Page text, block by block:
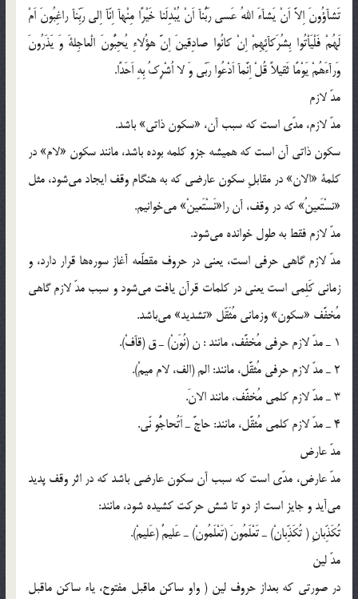
تَشآؤُونَ اِلاَّ اَنْ يَشآءَ اللهُ عَسي رَبُّنآ اَنْ يُبْدِلَنا خَيْرًا مِنْهآ اِنّآ اِلي رَبِّنآ راغِبُونَ اَمْ
لَهُمْ فَلْيَاْتُوا بِشُرَكآئِهِمْ اِنْ كانُوا صادِقينَ اِنَّ هؤُلاءِ يُحِبُّونَ الْعاجِلةَ وَ يَذَرُونَ
وَرآءَهُمْ يَوْمًا ثَقيلاً قُلْ اِنَّمآ اَدْعُوا رَبّي وَ لا اُشْرِكُ بِهِ اَحَدًا.
مدّ لازم
مدّ لازم، مدّي است كه سبب آن، «سكون ذاتي» باشد.
سكون ذاتي آن است كه هميشه جزو كلمه بوده باشد، مانند سكون «لام» در
كلمة «الان» در مقابلِ سكون عارضي كه به هنگام وقف ايجاد مي‌شود، مثل
«نسْتَعينُ» كه در وقف، آن را«نَسْتَعينْ» مي‌خوانيم.
مدّ لازم فقط به طول خوانده مي‌شود.
مدّ لازم گاهي حرفي است، يعني در حروف مقطّعه آغاز سوره‌ها قرار دارد، و
زماني كَلِمي است يعني در كلمات قرآن يافت مي‌شود و سبب مدّ لازم گاهي
مُخفَّف «سكون» وزماني مُثَقّل «تشديد» مي‌باشد.
1 ـ مدّ لازم حرفي مُخفَّف، مانند : ن (نُوَنْ) ـ ق (قآفْ).
2 ـ مدّ لازم حرفي مُثقَّل، مانند: الم (الف، لام ميمْ).
3 ـ مدّ لازم كلمي مُخفَّف، مانند الانَ.
4 ـ مدّ لازم كلمي مُثقَّل، مانند: حاجَّ ـ اَتُحاجُّو نّي.
مدّ عارض
مدّ عارض، مدّي است كه سبب آن سكون عارضي باشد كه در اثر وقف پديد
مي‌آيد و جايز است از دو تا شش حركت كشيده شود، مانند:
تُكَذِّبانِ ( تُكَذِّبانْ) ـ تَعْلَمُونَ (تَعْلَمُونْ) ـ عَليمٌ (عَليمْ).
مدّ لين
در صورتي كه بعداز حروف لين ( واو ساكن ماقبل مفتوح، ياء ساكن ماقبل